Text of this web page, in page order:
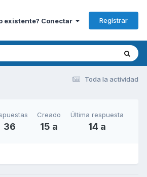
existente? Conectar Registrar
Toda la actividad
36
Creado
15 a
Última respuesta
14 a